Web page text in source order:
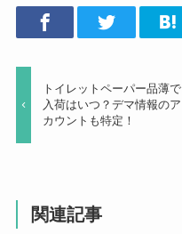
(
新
い
ド
ウ
で
開
き
リ
ッ
ク
し
さ
い
(
新
し
開
き
トイレットペーパー品薄で
入荷はいつ？デマ情報のア
カウントも特定！
関連記事